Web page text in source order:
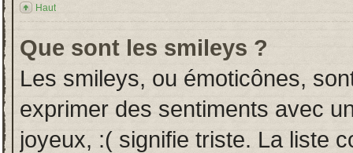
Haut
Que sont les smileys ?
Les smileys, ou émoticônes,
exprimer des sentiments avec
joyeux, :( signifie triste. La liste